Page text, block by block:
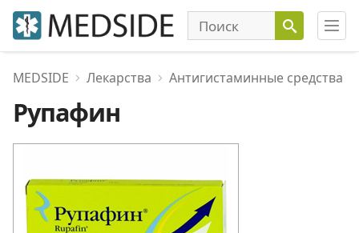
MEDSIDE Лекарства Антигистаминные средства
Рупафин